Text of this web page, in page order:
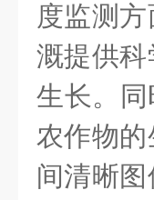
度监测
溉提供
生长。同
农作物
间清晰